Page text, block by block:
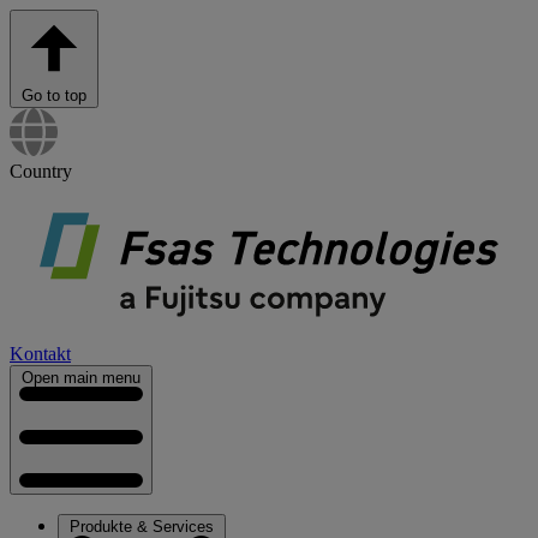
Go to top
Country
Kontakt
Open main menu
Produkte & Services